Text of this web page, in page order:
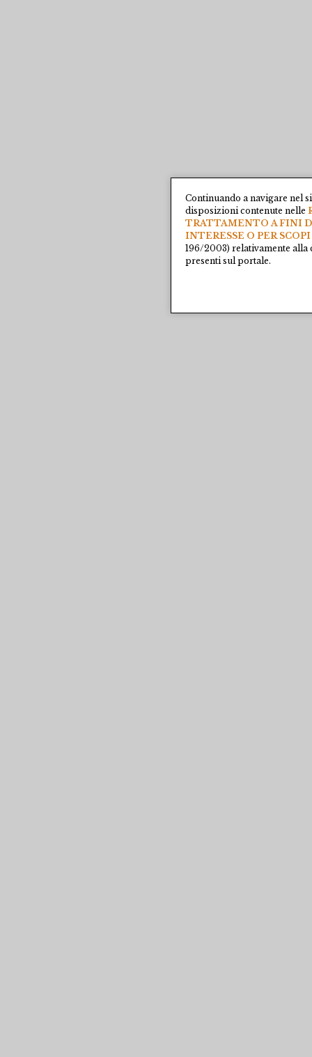
Continuando a navigare nel
disposizioni contenute nelle
TRATTAMENTO A FINI
INTERESSE O PER
196/2003) relativamente
presenti sul portale.